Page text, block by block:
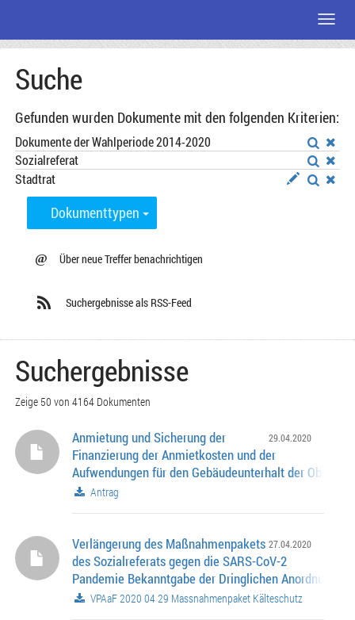
Seiteninhalt
Suche
Gefunden wurden Dokumente mit den folgenden Kriterien:
Dokumente der Wahlperiode 2014-2020
Sozialreferat
Stadtrat
Dokumenttypen
@ Über neue Treffer benachrichtigen
Suchergebnisse als RSS-Feed
Suchergebnisse
Zeige 50 von 4164 Dokumenten
29.04.2020
Anmietung und Sicherung der
Finanzierung der Anmietkosten und der
Aufwendungen für den Gebäudeunterhalt der Objekte -
Hohenzollernplatz 7, 80796 München - Dantestraße
Antrag
27.04.2020
Verlängerung des Maßnahmenpakets
des Sozialreferats gegen die SARS-CoV-2
Pandemie Bekanntgabe der Dringlichen Anordnung
Oberbürgermeisters vom 20.03.2020
VPAaF 2020 04 29 Massnahmenpaket Kälteschutz